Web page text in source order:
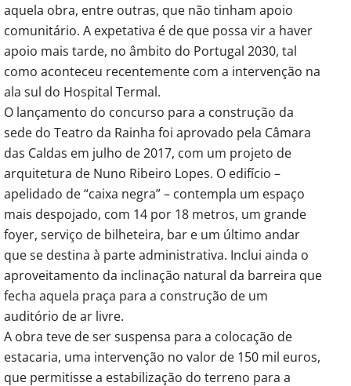
aquela obra, entre outras, que não tinham apoio
comunitário. A expetativa é de que possa vir a haver
apoio mais tarde, no âmbito do Portugal 2030, tal
como aconteceu recentemente com a intervenção na
ala sul do Hospital Termal.
O lançamento do concurso para a construção da
sede do Teatro da Rainha foi aprovado pela Câmara
das Caldas em julho de 2017, com um projeto de
arquitetura de Nuno Ribeiro Lopes. O edifício –
apelidado de “caixa negra” – contempla um espaço
mais despojado, com 14 por 18 metros, um grande
foyer, serviço de bilheteira, bar e um último andar
que se destina à parte administrativa. Inclui ainda o
aproveitamento da inclinação natural da barreira que
fecha aquela praça para a construção de um
auditório de ar livre.
A obra teve de ser suspensa para a colocação de
estacaria, uma intervenção no valor de 150 mil euros,
que permitisse a estabilização do terreno para a